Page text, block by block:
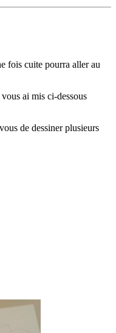
fois cuite pourra aller au
ai mis ci-dessous
de dessiner plusieurs